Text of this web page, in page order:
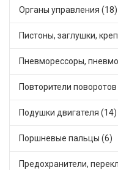
Органы управления (18)
Подушки двигателя (14)
Поршневые пальцы (6)